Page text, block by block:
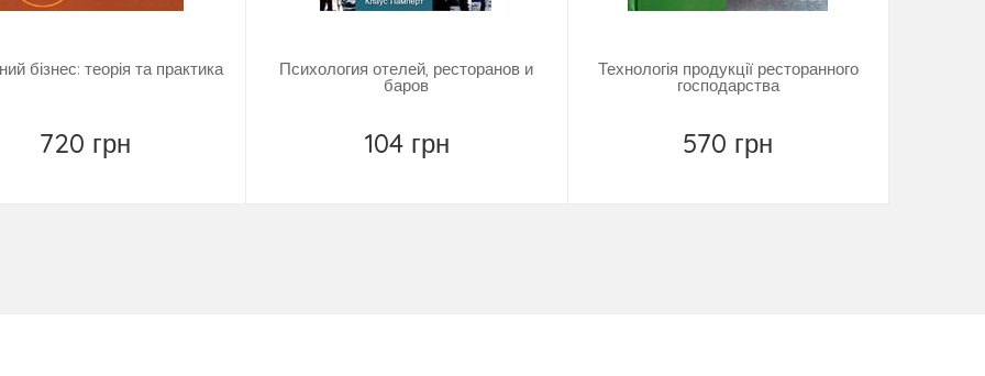
бізнес: теорія та практика
720 грн
Психология отелей, ресторанов и
баров
104 грн
Технологія продукції ресторанного
господарства
570 грн